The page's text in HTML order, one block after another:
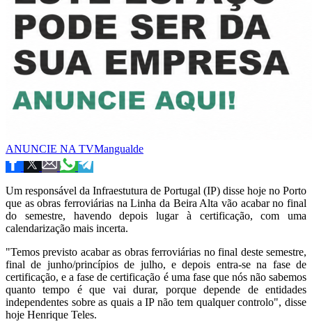
ANUNCIE NA TVMangualde
Um responsável da Infraestutura de Portugal (IP) disse hoje no Porto
que as obras ferroviárias na Linha da Beira Alta vão acabar no final
do semestre, havendo depois lugar à certificação, com uma
calendarização mais incerta.
"Temos previsto acabar as obras ferroviárias no final deste semestre,
final de junho/princípios de julho, e depois entra-se na fase de
certificação, e a fase de certificação é uma fase que nós não sabemos
quanto tempo é que vai durar, porque depende de entidades
independentes sobre as quais a IP não tem qualquer controlo", disse
hoje Henrique Teles.